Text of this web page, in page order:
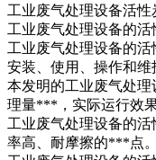
工业废气处理设备活
工业废气处理设备的活
工业废气处理设备的
安装、使用、操作和维
本发明的工业废气处
理量***，实际运行效
工业废气处理设备的
率高、耐摩擦的***点。